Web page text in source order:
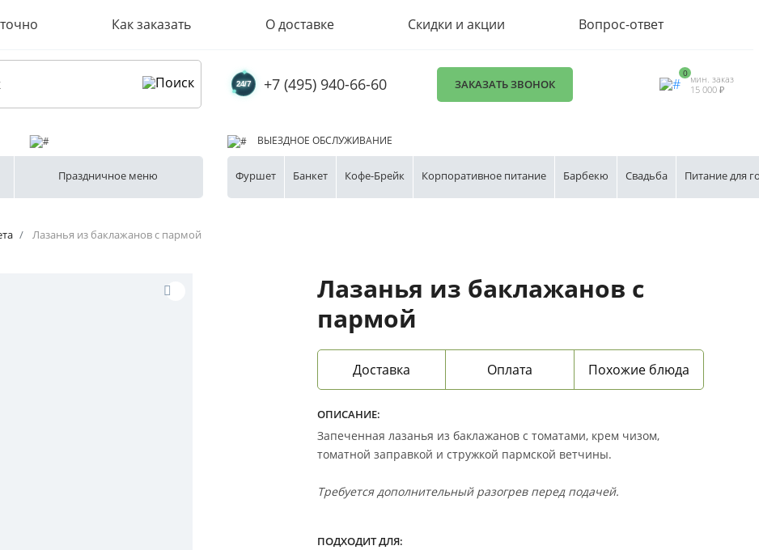
Как заказать О доставке Скидки и акции Вопрос-ответ
+7 (495) 940-66-60 ЗАКАЗАТЬ ЗВОНОК
0 мин. заказ
15 000 ₽
Праздничное меню
ВЫЕЗДНОЕ ОБСЛУЖИВАНИЕ
Фуршет Банкет Кофе-Брейк Корпоративное питание Барбекю Свадьба Питание для
Лазанья из баклажанов с пармой
Лазанья из баклажанов с
пармой
Доставка Оплата Похожие блюда
ОПИСАНИЕ:
Запеченная лазанья из баклажанов с томатами, крем чизом,
томатной заправкой и стружкой пармской ветчины.
Требуется дополнительный разогрев перед подачей.
ПОДХОДИТ ДЛЯ: